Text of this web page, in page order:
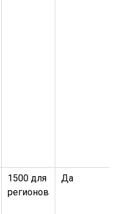
1500 для
регионов
Да